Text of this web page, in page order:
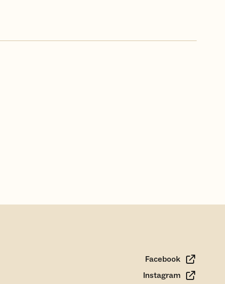
Facebook
Instagram